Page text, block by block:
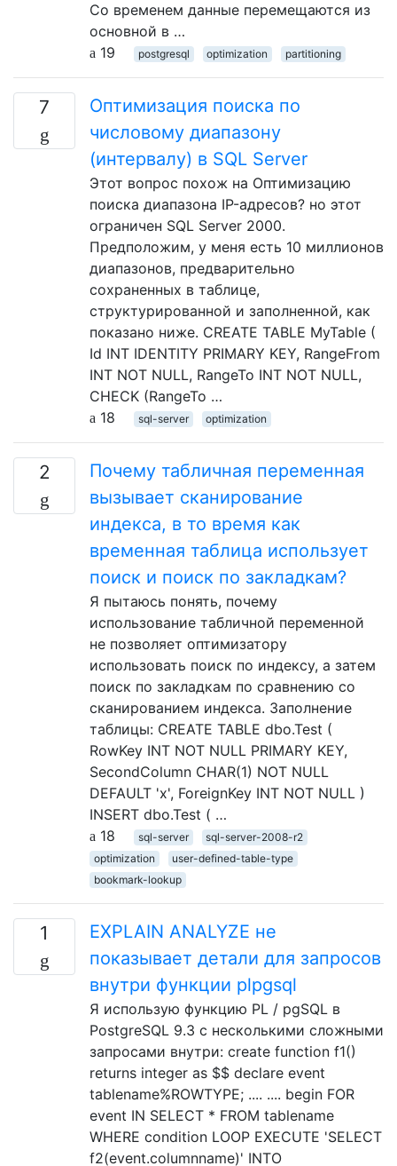
Со временем данные перемещаются из
основной в …
19
postgresql optimization partitioning
7
Оптимизация поиска по
числовому диапазону
(интервалу) в SQL Server
Этот вопрос похож на Оптимизацию
поиска диапазона IP-адресов? но этот
ограничен SQL Server 2000.
Предположим, у меня есть 10 миллионов
диапазонов, предварительно
сохраненных в таблице,
структурированной и заполненной, как
показано ниже. CREATE TABLE MyTable (
Id INT IDENTITY PRIMARY KEY, RangeFrom
INT NOT NULL, RangeTo INT NOT NULL,
CHECK (RangeTo …
18
sql-server optimization
2
Почему табличная переменная
вызывает сканирование
индекса, в то время как
временная таблица использует
поиск и поиск по закладкам?
Я пытаюсь понять, почему
использование табличной переменной
не позволяет оптимизатору
использовать поиск по индексу, а затем
поиск по закладкам по сравнению со
сканированием индекса. Заполнение
таблицы: CREATE TABLE dbo.Test (
RowKey INT NOT NULL PRIMARY KEY,
SecondColumn CHAR(1) NOT NULL
DEFAULT 'x', ForeignKey INT NOT NULL )
INSERT dbo.Test ( …
18
sql-server
sql-server-2008-r2
optimization
user-defined-table-type
bookmark-lookup
1
EXPLAIN ANALYZE не
показывает детали для запросов
внутри функции plpgsql
Я использую функцию PL / pgSQL в
PostgreSQL 9.3 с несколькими сложными
запросами внутри: create function f1()
returns integer as $$ declare event
tablename%ROWTYPE; .... .... begin FOR
event IN SELECT * FROM tablename
WHERE condition LOOP EXECUTE 'SELECT
f2(event.columnname)' INTO